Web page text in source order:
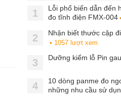
1
Lỗi phổ biến dẫn đến
đo tĩnh điện FMX-004
2 Nhận biết thước cặp
• 1057 lượt xem
3 Dưỡng kiểm lỗ Pin
4
10 dòng panme đo
những nhu cầu sử